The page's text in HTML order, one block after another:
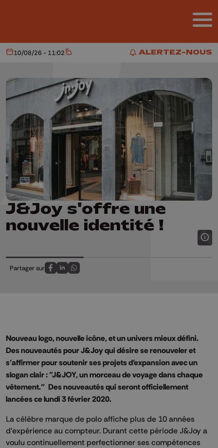
ALERTEZ-NOUS
ALERTEZ-NOUS
Aujourd'hui
10/08/26 - 11:02 Météo
J&Joy s'offre une
nouvelle identité !
Partager sur
Partagez sur FaceBook
Partagez sur LinkedIn
Partagez sur Whatsapp
Nouveau logo, nouvelle icône, et un univers mieux défini.
Des nouveautés pour J&Joy qui désire se renouveler et
s'affirmer pour soutenir ses projets d'expansion avec un
slogan clair : "J&JOY, un morceau de voyage dans chaque
vêtement." Des nouveautés qui seront officiellement
lancées ce lundi 3 février 2020.
La célèbre marque de polo affiche plus de 10 années
d'expérience au compteur. Durant cette période J&Joy a
voulu continuellement perfectionner ses compétences